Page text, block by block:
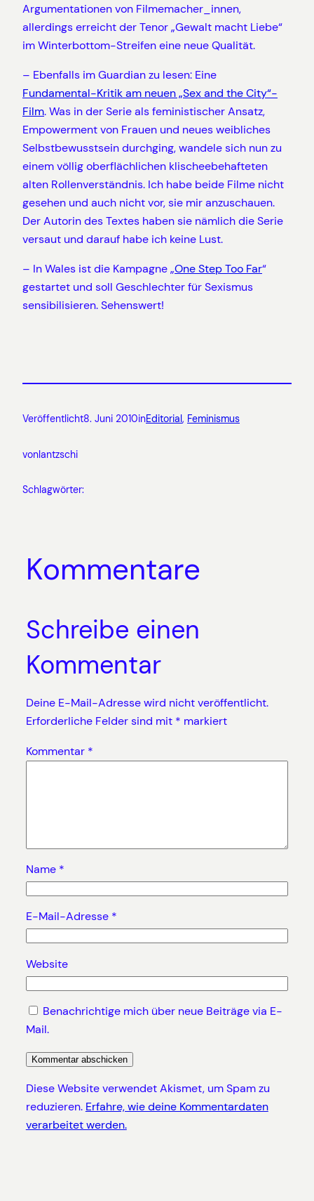
Argumentationen von Filmemacher_innen,
allerdings erreicht der Tenor „Gewalt macht Liebe“
im Winterbottom-Streifen eine neue Qualität.
– Ebenfalls im Guardian zu lesen: Eine
Fundamental-Kritik am neuen „Sex and the City“-
Film. Was in der Serie als feministischer Ansatz,
Empowerment von Frauen und neues weibliches
Selbstbewusstsein durchging, wandele sich nun zu
einem völlig oberflächlichen klischeebehafteten
alten Rollenverständnis. Ich habe beide Filme nicht
gesehen und auch nicht vor, sie mir anzuschauen.
Der Autorin des Textes haben sie nämlich die Serie
versaut und darauf habe ich keine Lust.
– In Wales ist die Kampagne „One Step Too Far“
gestartet und soll Geschlechter für Sexismus
sensibilisieren. Sehenswert!
Veröffentlicht8. Juni 2010inEditorial, Feminismus
vonlantzschi
Schlagwörter:
Kommentare
Schreibe einen
Kommentar
Deine E-Mail-Adresse wird nicht veröffentlicht.
Erforderliche Felder sind mit * markiert
Kommentar *
Name *
E-Mail-Adresse *
Website
Benachrichtige mich über neue Beiträge via E-
Mail.
Diese Website verwendet Akismet, um Spam zu
reduzieren. Erfahre, wie deine Kommentardaten
verarbeitet werden.